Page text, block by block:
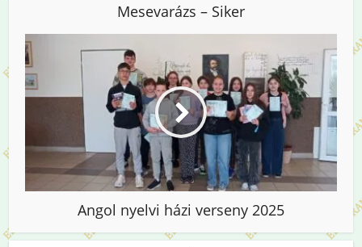
Mesevarázs – Siker
Angol nyelvi házi verseny 2025